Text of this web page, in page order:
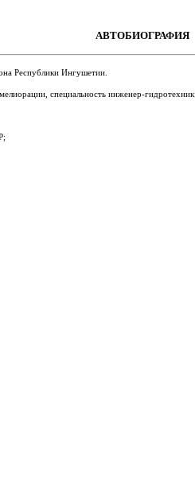
АВТОБИОГРАФИЯ
Республики Ингушетии.
специальность инженер-гидротехник.